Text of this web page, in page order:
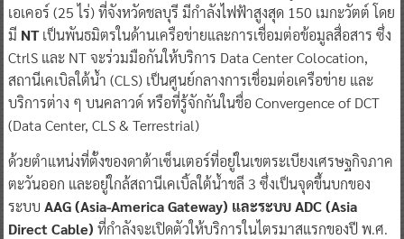
เอเคอร์ (25 ไร่) ที่จังหวัดชลบุรี มีกำลังไฟฟ้าสูงสุด 150 เมกะวัตต์ โดย
มี NTเป็นพันธมิตรในด้านเครือข่ายและการเชื่อมต่อข้อมูลสื่อสาร ซึ่ง
CtrlS และ NT จะร่วมมือกันให้บริการ Data Center Colocation,
สถานีเคเบิลใต้น้ำ (CLS) เป็นศูนย์กลางการเชื่อมต่อเครือข่าย และ
บริการต่าง ๆ บนคลาวด์ หรือที่รู้จักกันในชื่อ Convergence of DCT
(Data Center, CLS & Terrestrial)
ด้วยตำแหน่งที่ตั้งของดาต้าเซ็นเตอร์ที่อยู่ในเขตระเบียงเศรษฐกิจภาค
ตะวันออก และอยู่ใกล้สถานีเคเบิ้ลใต้น้ำชลี 3 ซึ่งเป็นจุดขึ้นบกของ
ระบบ AAG (Asia-America Gateway) และระบบ ADC (Asia
Direct Cable) ที่กำลังจะเปิดตัวให้บริการในไตรมาสแรกของปี พ.ศ.